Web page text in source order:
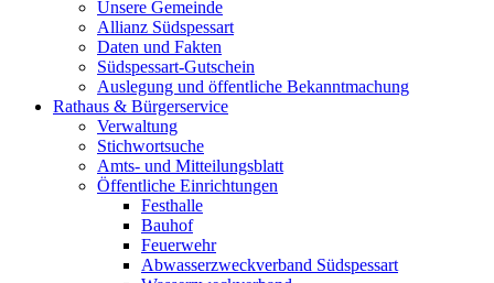
Unsere Gemeinde
Allianz Südspessart
Daten und Fakten
Südspessart-Gutschein
Auslegung und öffentliche Bekanntmachung
Rathaus & Bürgerservice
Verwaltung
Stichwortsuche
Amts- und Mitteilungsblatt
Öffentliche Einrichtungen
Festhalle
Bauhof
Feuerwehr
Abwasserzweckverband Südspessart